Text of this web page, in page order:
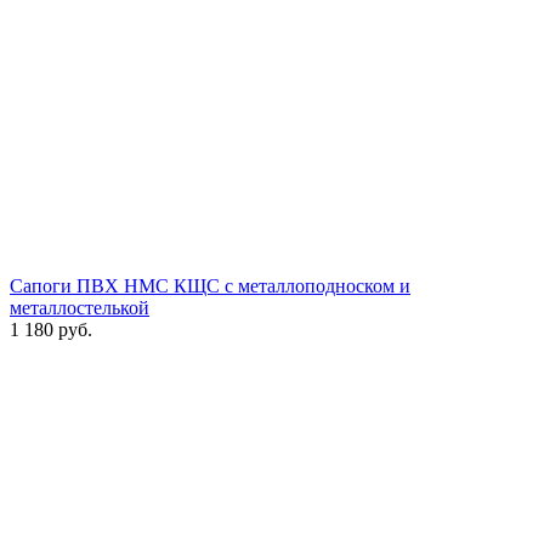
Сапоги ПВХ НМС КЩС с металлоподноском и
металлостелькой
1 180 руб.